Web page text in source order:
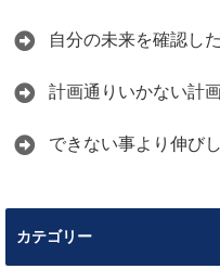
自分の未来を確認し
計画通りいかない計
できない事より伸び
カテゴリー